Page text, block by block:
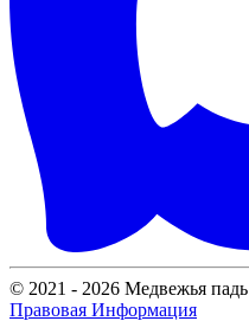
© 2021 - 2026 Медвежья падь
Правовая Информация